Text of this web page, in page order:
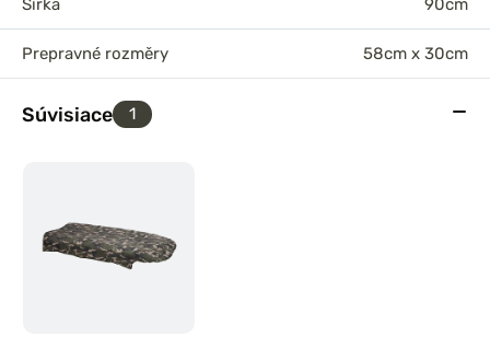
Šírka 90cm
Prepravné rozměry 58cm x 30cm
Súvisiace 1